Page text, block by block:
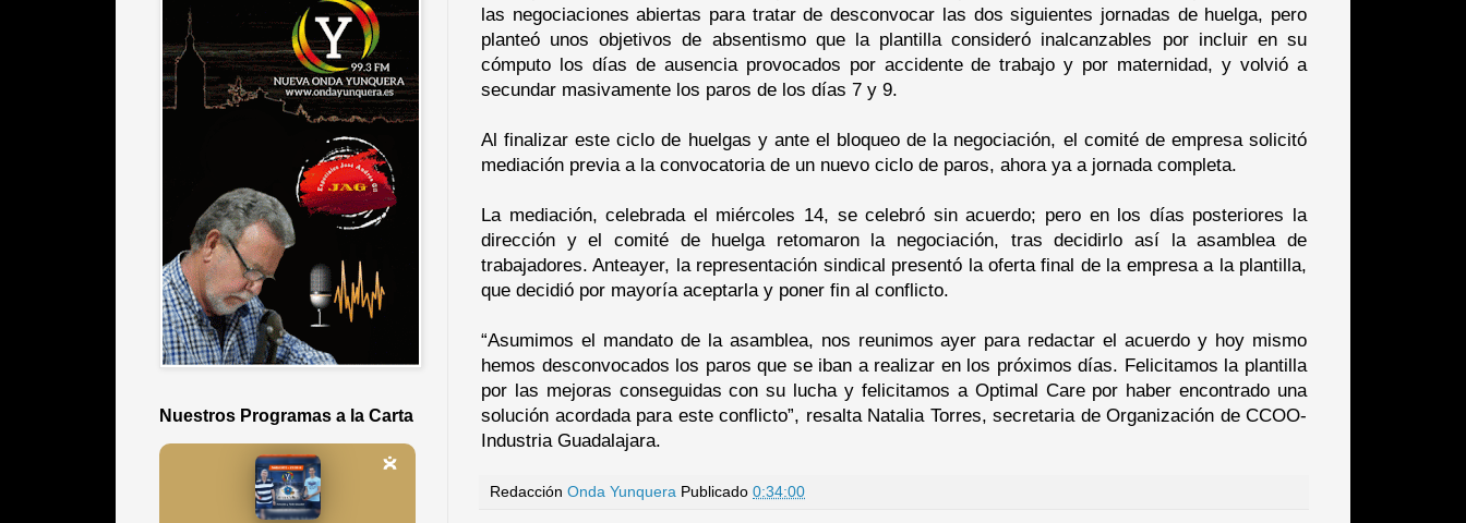
las negociaciones abiertas para tratar de desconvocar las dos siguientes jornadas de huelga, pero
planteó unos objetivos de absentismo que la plantilla consideró inalcanzables por incluir en su
cómputo los días de ausencia provocados por accidente de trabajo y por maternidad, y volvió a
secundar masivamente los paros de los días 7 y 9.
Al finalizar este ciclo de huelgas y ante el bloqueo de la negociación, el comité de empresa solicitó
mediación previa a la convocatoria de un nuevo ciclo de paros, ahora ya a jornada completa.
La mediación, celebrada el miércoles 14, se celebró sin acuerdo; pero en los días posteriores la
dirección y el comité de huelga retomaron la negociación, tras decidirlo así la asamblea de
trabajadores. Anteayer, la representación sindical presentó la oferta final de la empresa a la plantilla,
que decidió por mayoría aceptarla y poner fin al conflicto.
“Asumimos el mandato de la asamblea, nos reunimos ayer para redactar el acuerdo y hoy mismo
hemos desconvocados los paros que se iban a realizar en los próximos días. Felicitamos la plantilla
por las mejoras conseguidas con su lucha y felicitamos a Optimal Care por haber encontrado una
solución acordada para este conflicto”, resalta Natalia Torres, secretaria de Organización de CCOO-
Industria Guadalajara.
Redacción Onda Yunquera Publicado 0:34:00
Nuestros Programas a la Carta